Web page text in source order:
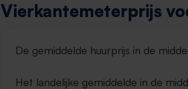
Vierkantemeterprijs
De gemiddelde huurprijs in de
Het landelijke gemiddelde in de